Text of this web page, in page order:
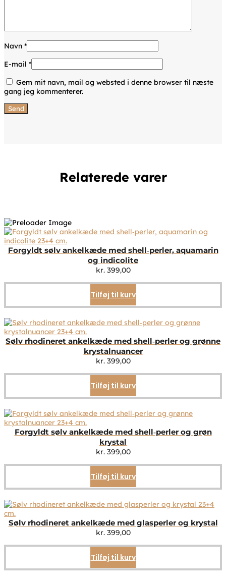
Navn *
E-mail *
Gem mit navn, mail og websted i denne browser til næste
gang jeg kommenterer.
Relaterede varer
Forgyldt sølv ankelkæde med shell‑perler, aquamarin
og indicolite
kr.399,00
Tilføj til kurv
Sølv rhodineret ankelkæde med shell‑perler og grønne
krystalnuancer
kr.399,00
Tilføj til kurv
Forgyldt sølv ankelkæde med shell‑perler og grøn
krystal
kr.399,00
Tilføj til kurv
Sølv rhodineret ankelkæde med glasperler og krystal
kr.399,00
Tilføj til kurv